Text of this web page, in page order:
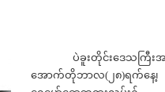
ပဲခူးတိုင်းဒေသကြီးအစို
အောက်တိုဘာလ(၂၈)ရက်နေ့၊